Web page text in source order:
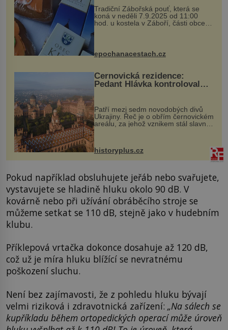
Tradiční Zábořská pouť, která se
koná v neděli 7.9.2025 od 11:00
hod. u kostela v Záboří, části obce
Kly u Mělníka. V programu naleznete
komentovanou prohlídku kostela,
epochanacestach.cz
Černovická rezidence:
Pedant Hlávka kontroloval
Patří mezi sedm novodobých divů
Ukrajiny. Řeč je o obřím černovickém
areálu, za jehož vznikem stál slavný
český architekt Josef Hlávka. Ten si
na něm dal mimořádně záležet. Jeho
historyplus.cz
Pokud například obsluhujete jeřáb nebo svařujete,
vystavujete se hladině hluku okolo 90 dB. V
kovárně nebo při užívání obráběcího stroje se
můžeme setkat se 110 dB, stejně jako v hudebním
klubu.
Příklepová vrtačka dokonce dosahuje až 120 dB,
což už je míra hluku blížící se nevratnému
poškození sluchu.
Není bez zajímavosti, že z pohledu hluku bývají
velmi riziková i zdravotnická zařízení: „Na sálech se
kupříkladu během ortopedických operací může úroveň